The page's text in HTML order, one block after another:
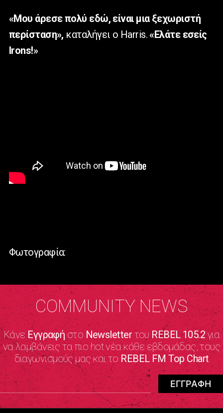
«Μου άρεσε πολύ εδώ, είναι μια ξεχωριστή
περίσταση», καταλήγει ο Harris.«Ελάτε εσείς
Irons!»
Φωτογραφία:
COMMUNITY NEWS
Κάνε Εγγραφήστο NewsletterτουREBEL 105.2για
να λαμβάνεις τα πιο hot νέα κάθε εβδομάδας, τους
διαγωνισμούς μας και το REBEL FM Top Chart